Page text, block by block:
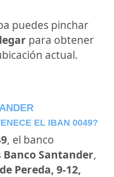
puedes pinchar
para obtener
actual.
EL IBAN 0049?
, el banco
Banco Santander,
Pereda, 9-12,